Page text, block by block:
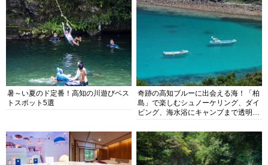
暑～い夏のド定番！高知の川遊びベス
トスポット5選
奇跡の高知ブルーに出会える海！「柏
島」で楽しむシュノーケリング、ダイ
ビング、海水浴にキャンプまで透明度